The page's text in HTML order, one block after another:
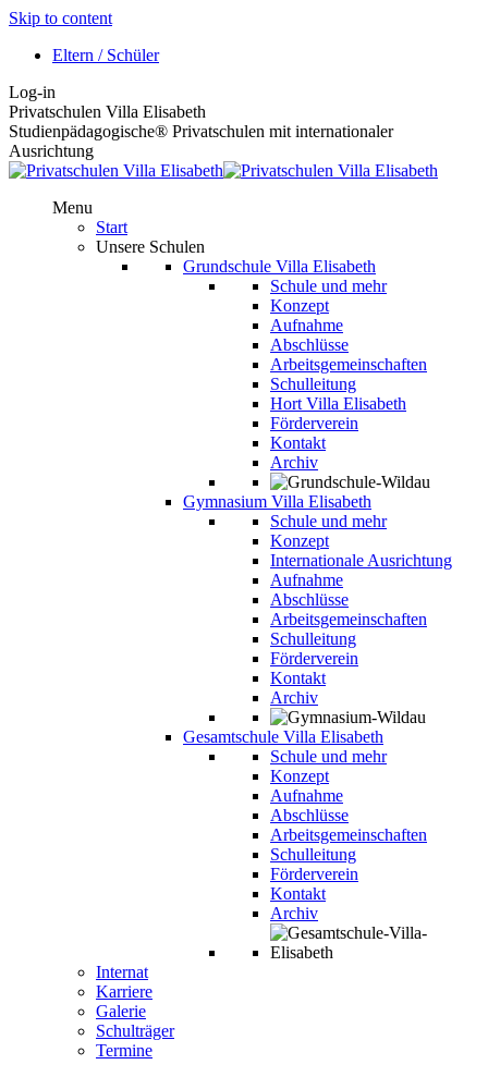
Skip to content
Eltern / Schüler
Log-in
Privatschulen Villa Elisabeth
Studienpädagogische® Privatschulen mit internationaler
Ausrichtung
Menu
Start
Unsere Schulen
Grundschule Villa Elisabeth
Schule und mehr
Konzept
Aufnahme
Abschlüsse
Arbeitsgemeinschaften
Schulleitung
Hort Villa Elisabeth
Förderverein
Kontakt
Archiv
Gymnasium Villa Elisabeth
Schule und mehr
Konzept
Internationale Ausrichtung
Aufnahme
Abschlüsse
Arbeitsgemeinschaften
Schulleitung
Förderverein
Kontakt
Archiv
Gesamtschule Villa Elisabeth
Schule und mehr
Konzept
Aufnahme
Abschlüsse
Arbeitsgemeinschaften
Schulleitung
Förderverein
Kontakt
Archiv
Internat
Karriere
Galerie
Schulträger
Termine